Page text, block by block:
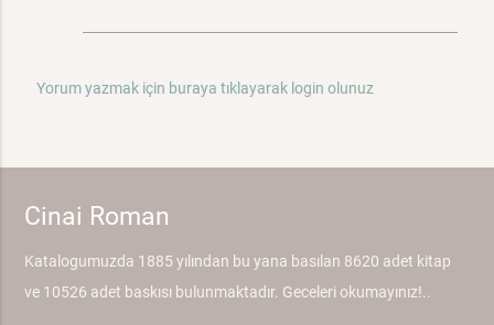
Yorum yazmak için buraya tıklayarak login olunuz
Cinai Roman
Katalogumuzda 1885 yılından bu yana basılan 8620 adet kitap
ve 10526 adet baskısı bulunmaktadır. Geceleri okumayınız!..